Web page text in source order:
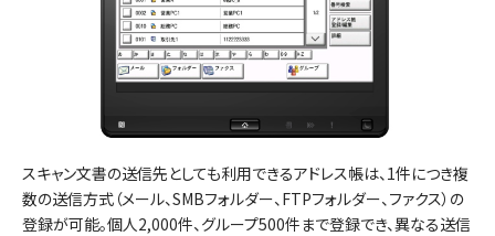
スキャン文書の送信先としても利用できるアドレス帳は、1件につき複
数の送信方式（メール、SMBフォルダー、FTPフォルダー、ファクス）の
登録が可能。個人2,000件、グループ500件まで登録でき、異なる送信